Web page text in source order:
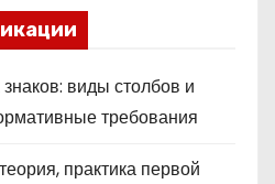
виды столбов и
требования
практика первой